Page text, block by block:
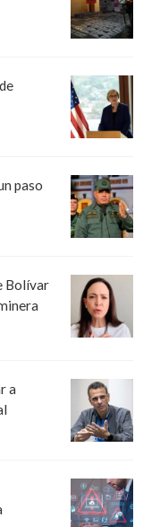
paso
Bolívar
a